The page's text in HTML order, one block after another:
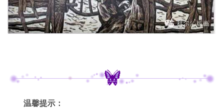
温馨提示：